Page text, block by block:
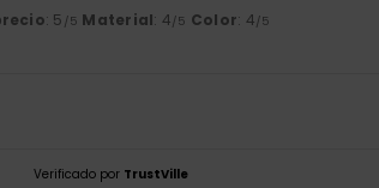
: 5 /5 Material: 4/5 Color: 4/5
Verificado por TrustVille